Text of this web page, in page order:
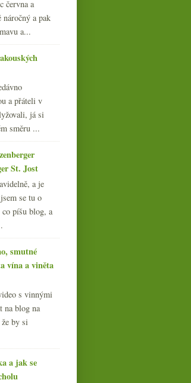
června a
náročný a pak
a...
a přáteli v
já si
směru ...
St. Jost
a je
se tu o
co píšu blog, a
smutné
vína a viněta
s vinnými
na blog na
by si
a jak se